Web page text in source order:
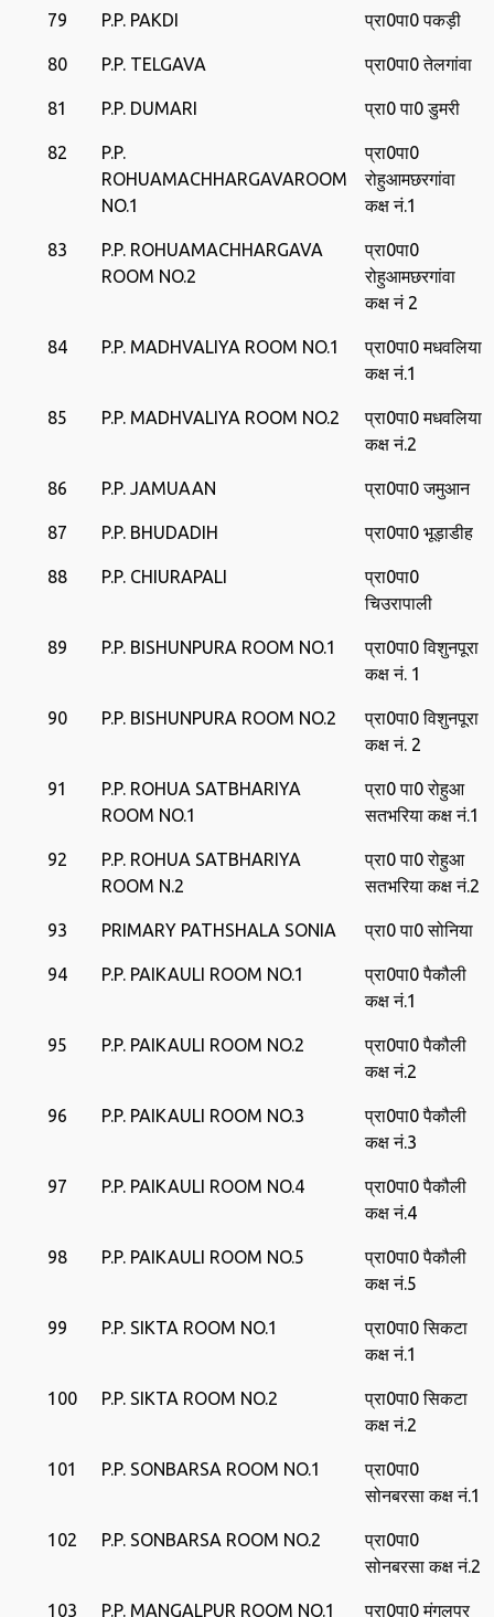
79 P.P. PAKDI प्रा0पा0 पकड़ी
80 P.P. TELGAVA प्रा0पा0 तेलगांवा
81 P.P. DUMARI प्रा0 पा0 डुमरी
82
P.P.
ROHUAMACHHARGAVAROOM
NO.1
प्रा0पा0
रोहुआमछरगांवा
कक्ष नं.1
83
P.P. ROHUAMACHHARGAVA
ROOM NO.2
प्रा0पा0
रोहुआमछरगांवा
कक्ष नं 2
84 P.P. MADHVALIYA ROOM NO.1
प्रा0पा0 मधवलिया
कक्ष नं.1
85 P.P. MADHVALIYA ROOM NO.2
प्रा0पा0 मधवलिया
कक्ष नं.2
86 P.P. JAMUAAN प्रा0पा0 जमुआन
87 P.P. BHUDADIH प्रा0पा0 भूड़ाडीह
88 P.P. CHIURAPALI
प्रा0पा0
चिउरापाली
89 P.P. BISHUNPURA ROOM NO.1
प्रा0पा0 विशुनपूरा
कक्ष नं. 1
90 P.P. BISHUNPURA ROOM NO.2
प्रा0पा0 विशुनपूरा
कक्ष नं. 2
91
P.P. ROHUA SATBHARIYA
ROOM NO.1
प्रा0 पा0 रोहुआ
सतभरिया कक्ष नं.1
92
P.P. ROHUA SATBHARIYA
ROOM N.2
प्रा0 पा0 रोहुआ
सतभरिया कक्ष नं.2
93 PRIMARY PATHSHALA SONIA प्रा0 पा0 सोनिया
94 P.P. PAIKAULI ROOM NO.1
प्रा0पा0 पैकौली
कक्ष नं.1
95 P.P. PAIKAULI ROOM NO.2
प्रा0पा0 पैकौली
कक्ष नं.2
96 P.P. PAIKAULI ROOM NO.3
प्रा0पा0 पैकौली
कक्ष नं.3
97 P.P. PAIKAULI ROOM NO.4
प्रा0पा0 पैकौली
कक्ष नं.4
98 P.P. PAIKAULI ROOM NO.5
प्रा0पा0 पैकौली
कक्ष नं.5
99 P.P. SIKTA ROOM NO.1
प्रा0पा0 सिकटा
कक्ष नं.1
100 P.P. SIKTA ROOM NO.2
प्रा0पा0 सिकटा
कक्ष नं.2
101 P.P. SONBARSA ROOM NO.1
प्रा0पा0
सोनबरसा कक्ष नं.1
102 P.P. SONBARSA ROOM NO.2
प्रा0पा0
सोनबरसा कक्ष नं.2
103 P.P. MANGALPUR ROOM NO.1 प्रा0पा0 मंगलपुर